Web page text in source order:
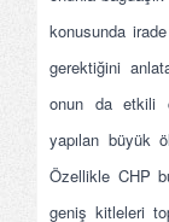
konusunda
gerektiğini
onun da etkili
yapılan büyük
Özellikle CHP
geniş kitleleri